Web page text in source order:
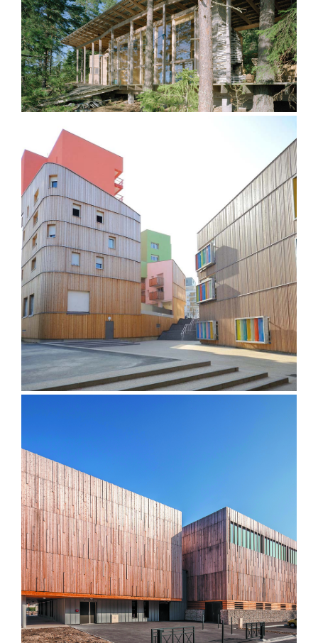
Villa Långbo – l’architecture au
cœur de la nature
Logements – Limeil-Brévannes
Gymnase Alexandre Fleming –
Sassenage